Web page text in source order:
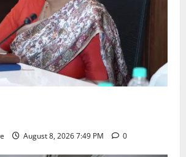
August 8, 2026 7:49 PM 0